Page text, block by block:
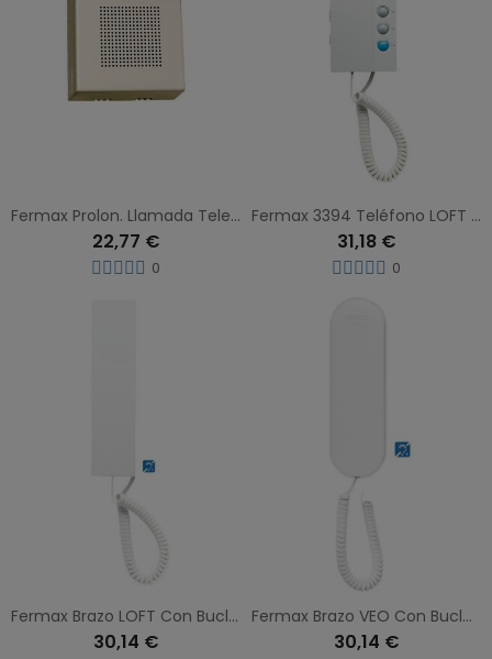
Fermax Prolon. Llamada Telefono C/Zumb. 2068
22,77 €
0
Fermax 3394 Teléfono LOFT 4+N Extra
31,18 €
0
Fermax Brazo LOFT Con Bucle Inductivo 3441
30,14 €
Fermax Brazo VEO Con Bucle Inductivo 3443
30,14 €